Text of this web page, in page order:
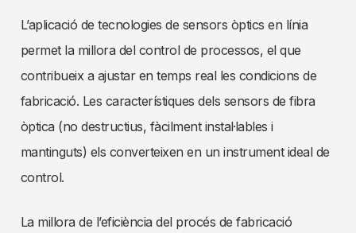
L’aplicació de tecnologies de sensors òptics en línia
permet la millora del control de processos, el que
contribueix a ajustar en temps real les condicions de
fabricació. Les característiques dels sensors de fibra
òptica (no destructius, fàcilment instal·lables i
mantinguts) els converteixen en un instrument ideal de
control.
La millora de l’eficiència del procés de fabricació